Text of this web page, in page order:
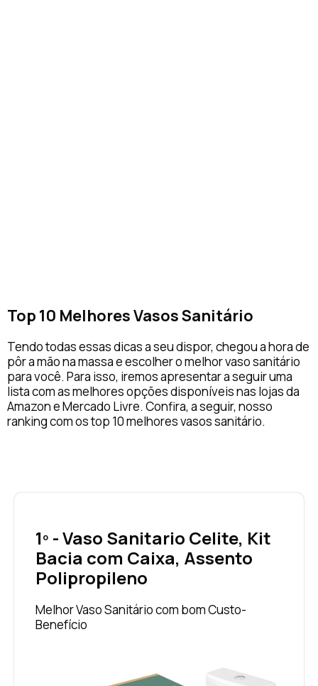
Top 10 Melhores Vasos Sanitário
Tendo todas essas dicas a seu dispor, chegou a hora de
pôr a mão na massa e escolher o melhor vaso sanitário
para você. Para isso, iremos apresentar a seguir uma
lista com as melhores opções disponíveis nas lojas da
Amazon e Mercado Livre. Confira, a seguir, nosso
ranking com os top 10 melhores vasos sanitário.
1º - Vaso Sanitario Celite, Kit
Bacia com Caixa, Assento
Polipropileno
Melhor Vaso Sanitário com bom Custo-
Benefício